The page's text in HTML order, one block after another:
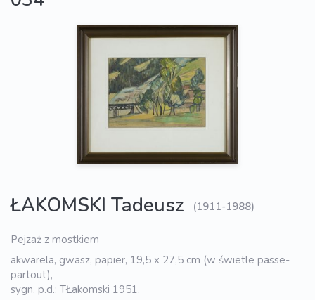
ŁAKOMSKI Tadeusz (1911-1988)
Pejzaż z mostkiem
akwarela, gwasz, papier, 19,5 x 27,5 cm (w świetle passe-
partout),
sygn. p.d.: TŁakomski 1951.